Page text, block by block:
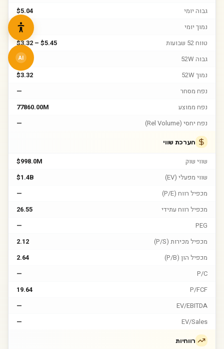
גבוה יומי
$5.04
נמוך יומי
$5.02
טווח 52 שבועות
$3.32 – $5.45
גבוה 52W
$5.45
נמוך 52W
$3.32
נפח מסחר
—
נפח ממוצע
77860.00M
נפח יחסי (Rel Volume)
—
הערכת שווי
שווי שוק
$998.0M
שווי מפעלי (EV)
$1.4B
מכפיל רווח (P/E)
—
מכפיל רווח עתידי
26.55
PEG
—
מכפיל מכירות (P/S)
2.12
מכפיל הון (P/B)
2.64
P/C
—
P/FCF
19.64
EV/EBITDA
—
EV/Sales
—
רווחיות
AI